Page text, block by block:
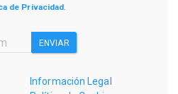
de Privacidad.
ENVIAR
Información Legal